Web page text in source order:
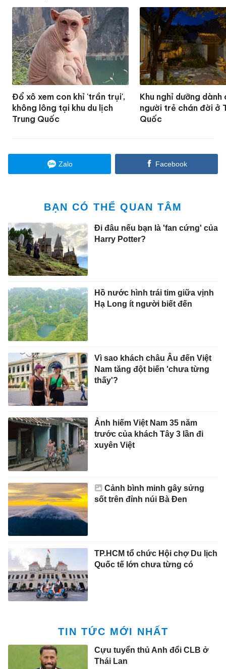
Đổ xô xem con khỉ 'trần trụi',
không lông tại khu du lịch
Trung Quốc
Khu nghỉ dưỡng dành
người trẻ chán đời ở
Quốc
Zalo Facebook
BẠN CÓ THỂ QUAN TÂM
Đi đâu nếu bạn là 'fan cứng' của
Harry Potter?
Hồ nước hình trái tim giữa vịnh
Hạ Long ít người biết đến
Vì sao khách châu Âu đến Việt
Nam tăng đột biến 'chưa từng
thấy'?
Ảnh hiếm Việt Nam 35 năm
trước của khách Tây 3 lần đi
xuyên Việt
Cảnh bình minh gây sửng
sốt trên đỉnh núi Bà Đen
TP.HCM tổ chức Hội chợ Du lịch
Quốc tế lớn chưa từng có
TIN TỨC MỚI NHẤT
Cựu tuyển thủ Anh đổi CLB ở
Thái Lan